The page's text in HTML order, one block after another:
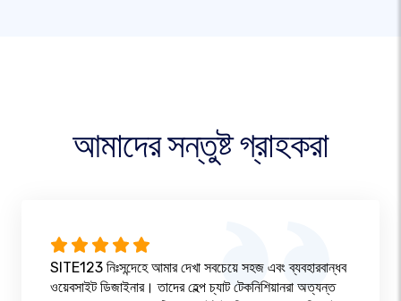
আমাদের সন্তুষ্ট গ্রাহকরা
SITE123 নিঃসন্দেহে আমার দেখা সবচেয়ে সহজ এবং ব্যবহারবান্ধব
ওয়েবসাইট ডিজাইনার। তাদের হেল্প চ্যাট টেকনিশিয়ানরা অত্যন্ত